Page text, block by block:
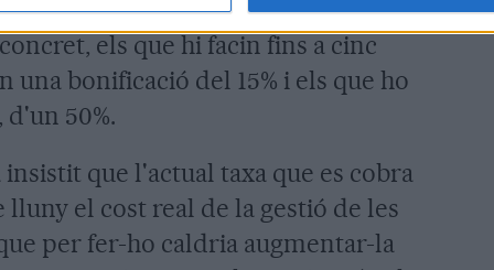
per als veïns que utilitzin la
els que hi facin fins a cinc
bonificació del 15% i els que ho
d'un 50%.
que l'actual taxa que es cobra
el cost real de la gestió de les
per fer-ho caldria augmentar-la